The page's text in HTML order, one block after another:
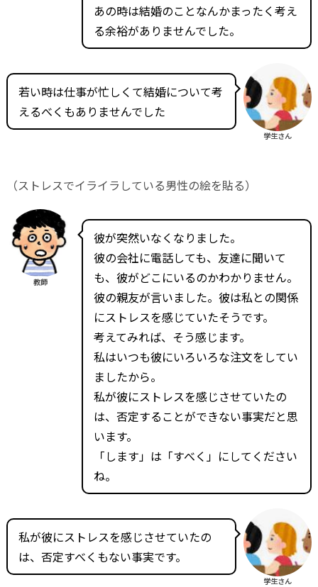
あの時は結婚のことなんかまったく考え
る余裕がありませんでした。
若い時は仕事が忙しくて結婚について考
えるべくもありませんでした
学生さん
（ストレスでイライラしている男性の絵を貼る）
教師
彼が突然いなくなりました。
彼の会社に電話しても、友達に聞いて
も、彼がどこにいるのかわかりません。
彼の親友が言いました。彼は私との関係
にストレスを感じていたそうです。
考えてみれば、そう感じます。
私はいつも彼にいろいろな注文をしてい
ましたから。
私が彼にストレスを感じさせていたの
は、否定することができない事実だと思
います。
「します」は「すべく」にしてください
ね。
私が彼にストレスを感じさせていたの
は、否定すべくもない事実です。
学生さん